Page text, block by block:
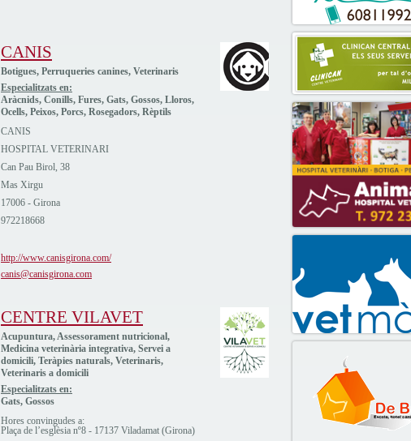
CANIS
Botigues, Perruqueries canines, Veterinaris
Especialitzats en:
Aràcnids, Conills, Fures, Gats, Gossos, Lloros,
Ocells, Peixos, Porcs, Rosegadors, Rèptils
CANIS
HOSPITAL VETERINARI
Can Pau Birol, 38
Mas Xirgu
17006 - Girona
972218668
http://www.canisgirona.com/
canis@canisgirona.com
CENTRE VILAVET
Acupuntura, Assessorament nutricional,
Medicina veterinària integrativa, Servei a
domicili, Teràpies naturals, Veterinaris,
Veterinaris a domicili
Especialitzats en:
Gats, Gossos
Hores convingudes a:
Plaça de l’esglèsia nº8 - 17137 Viladamat (Girona)